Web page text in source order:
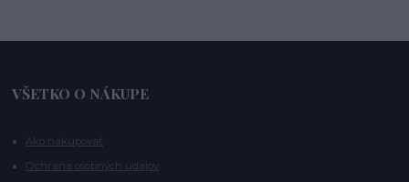
VŠETKO O NÁKUPE
Ako nakupovať
Ochrana osobných údajov